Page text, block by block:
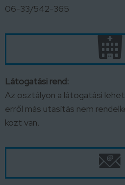
06-33/542-365
Látogatási rend:
Az osztályon a látogatási
erről más utasítás nem
közt van.